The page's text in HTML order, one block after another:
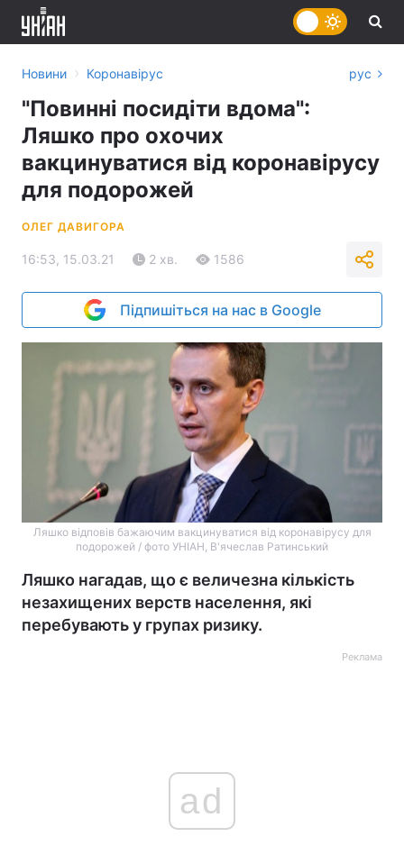
Новини › Коронавірус рус
"Повинні посидіти вдома":
Ляшко про охочих
вакцинуватися від коронавірусу
для подорожей
ОЛЕГ ДАВИГОРА
16:53, 15.03.21 2 хв. 1586
Підпишіться на нас в Google
Ляшко відповів бажаючим вакцинуватися від коронавірусу для
подорожей / фото УНІАН, В'ячеслав Ратинський
Ляшко нагадав, що є величезна кількість
незахищених верств населення, які
перебувають у групах ризику.
Реклама
ad